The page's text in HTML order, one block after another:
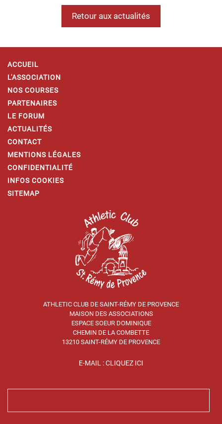
Retour aux actualités
ACCUEIL
L'ASSOCIATION
NOS COURSES
PARTENAIRES
LE FORUM
ACTUALITÉS
CONTACT
MENTIONS LÉGALES
CONFIDENTIALITÉ
INFOS COOKIES
SITEMAP
ATHLETIC CLUB DE SAINT-RÉMY DE PROVENCE
MAISON DES ASSOCIATIONS
ESPACE SOEUR DOMINIQUE
CHEMIN DE LA COMBETTE
13210 SAINT-RÉMY DE PROVENCE
E-MAIL : CLIQUEZ ICI